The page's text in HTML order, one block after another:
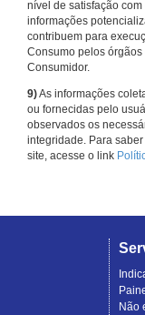
nível de satisfação
informações
contribuem para
Consumo pelos
Consumidor.
9)As informações
ou fornecidas pelo
observados os
integridade. Para
site, acesse o link
Não